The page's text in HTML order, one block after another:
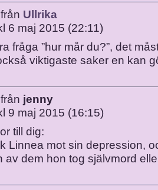
från Ullrika
6 maj 2015 (22:11)
fråga ”hur mår du?”, det
viktigaste saker en kan
från jenny
9 maj 2015 (16:15)
till dig:
Linnea mot sin depression,
av dem hon tog självmord